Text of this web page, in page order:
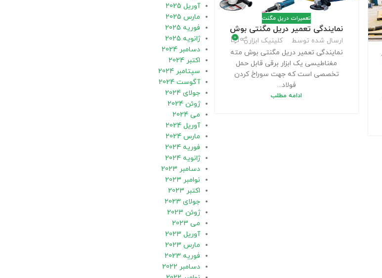
تعمیرات دریل مگنت
نمایندگی تعمیر دریل مگنتی بوش
ارسال شده توسط کلینیک ابزار 0
نمایندگی تعمیر دریل مگنتی بوش مته
مغناطیسی یک ابزار برقی قابل حمل
تخصصی است که جهت سوراخ کردن
فولاد...
ادامه مطلب
آوریل 2025
مارس 2025
فوریه 2025
ژانویه 2025
دسامبر 2024
اکتبر 2024
سپتامبر 2024
آگوست 2024
جولای 2024
ژوئن 2024
می 2024
آوریل 2024
مارس 2024
فوریه 2024
ژانویه 2024
دسامبر 2023
نوامبر 2023
اکتبر 2023
جولای 2023
ژوئن 2023
می 2023
آوریل 2023
مارس 2023
فوریه 2023
دسامبر 2022